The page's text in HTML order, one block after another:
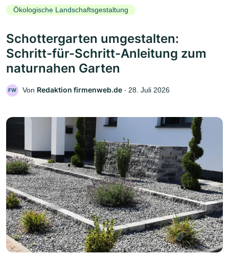
Ökologische Landschaftsgestaltung
Schottergarten umgestalten:
Schritt-für-Schritt-Anleitung zum
naturnahen Garten
FW Von Redaktion firmenweb.de ‧ 28. Juli 2026